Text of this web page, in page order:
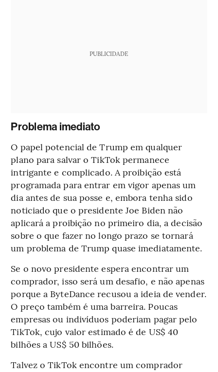
PUBLICIDADE
Problema imediato
O papel potencial de Trump em qualquer
plano para salvar o TikTok permanece
intrigante e complicado. A proibição está
programada para entrar em vigor apenas um
dia antes de sua posse e, embora tenha sido
noticiado que o presidente Joe Biden não
aplicará a proibição no primeiro dia, a decisão
sobre o que fazer no longo prazo se tornará
um problema de Trump quase imediatamente.
Se o novo presidente espera encontrar um
comprador, isso será um desafio, e não apenas
porque a ByteDance recusou a ideia de vender.
O preço também é uma barreira. Poucas
empresas ou indivíduos poderiam pagar pelo
TikTok, cujo valor estimado é de US$ 40
bilhões a US$ 50 bilhões.
Talvez o TikTok encontre um comprador